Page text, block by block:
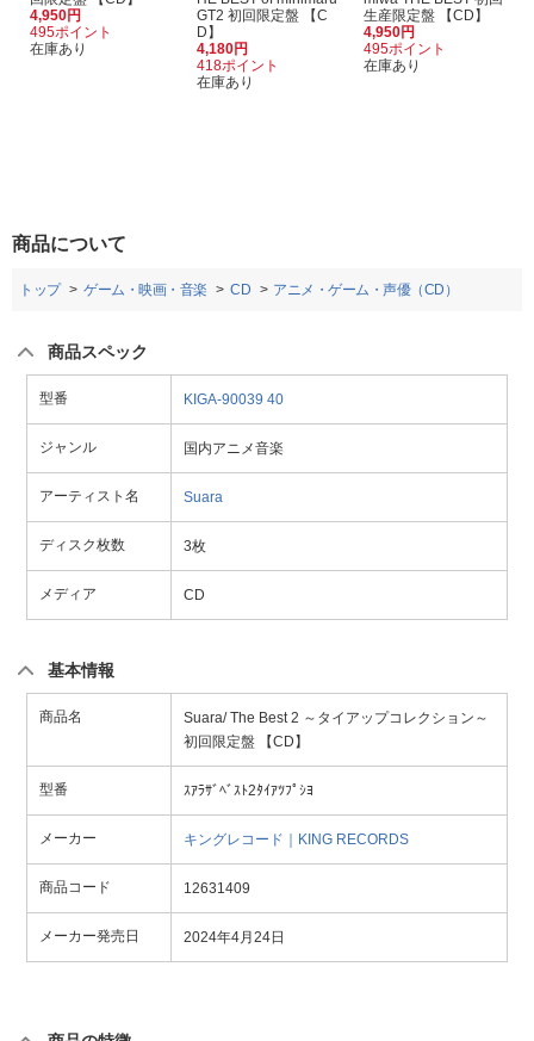
4,950円
495ポイント
在庫あり
GT2 初回限定盤 【C
D】
4,180円
418ポイント
在庫あり
生産限定盤 【CD】
4,950円
495ポイント
在庫あり
商品について
トップ ゲーム・映画・音楽 CD アニメ・ゲーム・声優（CD）
商品スペック
型番 KIGA-90039 40
ジャンル 国内アニメ音楽
アーティスト名 Suara
ディスク枚数 3枚
メディア CD
基本情報
商品名
Suara/ The Best 2 ～タイアップコレクション～
初回限定盤 【CD】
型番 ｽｱﾗｻﾞﾍﾞｽﾄ2ﾀｲｱﾂﾌﾟｼﾖ
メーカー キングレコード｜KING RECORDS
商品コード 12631409
メーカー発売日 2024年4月24日